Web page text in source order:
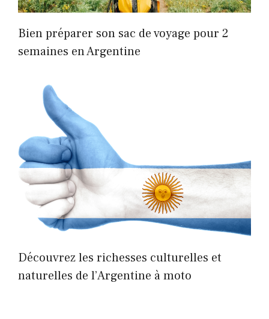
Bien préparer son sac de voyage pour 2
semaines en Argentine
Découvrez les richesses culturelles et
naturelles de l’Argentine à moto